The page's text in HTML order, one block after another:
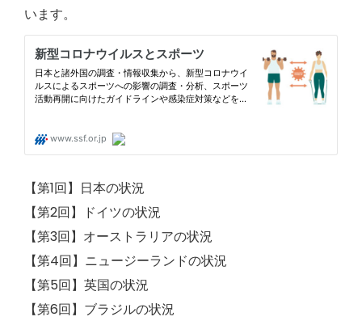
います。
【第1回】日本の状況
【第2回】ドイツの状況
【第3回】オーストラリアの状況
【第4回】ニュージーランドの状況
【第5回】英国の状況
【第6回】ブラジルの状況